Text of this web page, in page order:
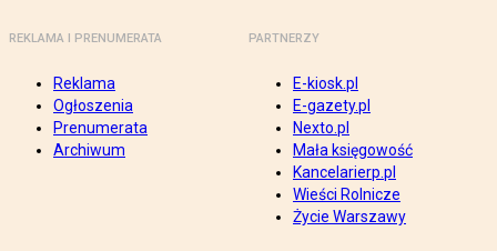
REKLAMA I PRENUMERATA
Reklama
Ogłoszenia
Prenumerata
Archiwum
PARTNERZY
E-kiosk.pl
E-gazety.pl
Nexto.pl
Mała księgowość
Kancelarierp.pl
Wieści Rolnicze
Życie Warszawy